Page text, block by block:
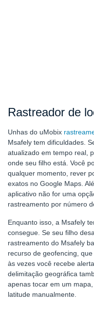
Rastreador de
Unhas do uMobix
Msafely tem dificuldades.
atualizado em tempo real,
onde seu filho está. Você
qualquer momento, rever
exatos no Google Maps.
aplicativo não for uma
rastreamento por número
Enquanto isso, a Msafely
consegue. Se seu filho
rastreamento do Msafely
recurso de geofencing,
às vezes você recebe
delimitação geográfica
apenas tocar em um
latitude manualmente.